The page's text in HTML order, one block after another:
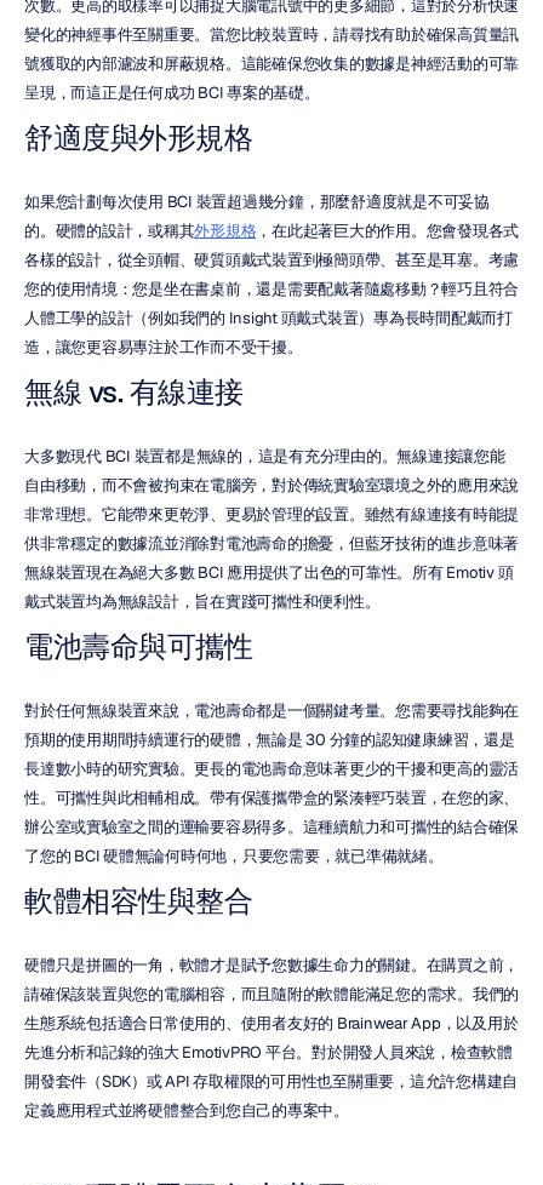
次數。更高的取樣率可以捕捉大腦電訊號中的更多細節，這對於分析快速
變化的神經事件至關重要。當您比較裝置時，請尋找有助於確保高質量訊
號獲取的內部濾波和屏蔽規格。這能確保您收集的數據是神經活動的可靠
呈現，而這正是任何成功 BCI 專案的基礎。
舒適度與外形規格
如果您計劃每次使用 BCI 裝置超過幾分鐘，那麼舒適度就是不可妥協
的。硬體的設計，或稱其外形規格，在此起著巨大的作用。您會發現各式
各樣的設計，從全頭帽、硬質頭戴式裝置到極簡頭帶、甚至是耳塞。考慮
您的使用情境：您是坐在書桌前，還是需要配戴著隨處移動？輕巧且符合
人體工學的設計（例如我們的 Insight 頭戴式裝置）專為長時間配戴而打
造，讓您更容易專注於工作而不受干擾。
無線 vs. 有線連接
大多數現代 BCI 裝置都是無線的，這是有充分理由的。無線連接讓您能
自由移動，而不會被拘束在電腦旁，對於傳統實驗室環境之外的應用來說
非常理想。它能帶來更乾淨、更易於管理的設置。雖然有線連接有時能提
供非常穩定的數據流並消除對電池壽命的擔憂，但藍牙技術的進步意味著
無線裝置現在為絕大多數 BCI 應用提供了出色的可靠性。所有 Emotiv 頭
戴式裝置均為無線設計，旨在實踐可攜性和便利性。
電池壽命與可攜性
對於任何無線裝置來說，電池壽命都是一個關鍵考量。您需要尋找能夠在
預期的使用期間持續運行的硬體，無論是 30 分鐘的認知健康練習，還是
長達數小時的研究實驗。更長的電池壽命意味著更少的干擾和更高的靈活
性。可攜性與此相輔相成。帶有保護攜帶盒的緊湊輕巧裝置，在您的家、
辦公室或實驗室之間的運輸要容易得多。這種續航力和可攜性的結合確保
了您的 BCI 硬體無論何時何地，只要您需要，就已準備就緒。
軟體相容性與整合
硬體只是拼圖的一角，軟體才是賦予您數據生命力的關鍵。在購買之前，
請確保該裝置與您的電腦相容，而且隨附的軟體能滿足您的需求。我們的
生態系統包括適合日常使用的、使用者友好的 Brainwear App，以及用於
先進分析和記錄的強大 EmotivPRO 平台。對於開發人員來說，檢查軟體
開發套件（SDK）或 API 存取權限的可用性也至關重要，這允許您構建自
定義應用程式並將硬體整合到您自己的專案中。